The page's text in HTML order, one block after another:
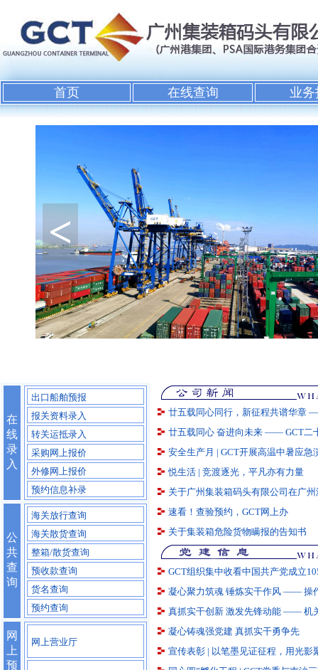
首页 在线查询 业
<
在
线
录
入
出口船舶预报
报关资料录入
转关运抵录入
采购网上报价
外修网上报价
预约信息补录
公
共
查
询
海关放行查询
海关散货查询
整箱/散货查询
预收款查询
货名查询
预约查询
网
上
预
网上营业厅
廿五载同心同行，新征程共谱华章
廿五载同心 奋进向未来 —— GCT二
安全生产月 | GCT开展高温中暑应急
悦生活 | 竞渡逐光，平凡亦有力量
关于广州集装箱码头有限公司在广
速看！查验预约，GCT网上办
关于集装箱危险货物瞒报的告知书
GCT组织集中收看中国共产党成立
凝心聚力筑魂 锤炼实干作风 —— 操
真抓实干创新 激发先锋动能 —— 机
凝心铸魂强党建 真抓实干勇争先
宣传表彰 | 以笔墨见证征程，用光影